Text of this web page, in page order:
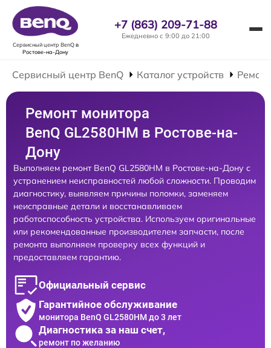
Сервисный центр BenQв
Ростове-на-Дону
+7 (863) 209-71-88
Ежедневно с 9:00 до 21:00
Сервисный центр BenQ Каталог устройств
Ремонт монитора
BenQ GL2580HM в Ростове-на-
Дону
Выполняем ремонт BenQ GL2580HM в Ростове-на-Дону с
устранением неисправностей любой сложности. Проводим
диагностику, выявляем причины поломки, заменяем
неисправные детали и восстанавливаем
работоспособность устройства. Используем оригинальные
или рекомендованные производителем запчасти, после
ремонта выполняем проверку всех функций и
предоставляем гарантию.
Официальный сервис
Гарантийное обслуживание
монитора BenQ GL2580HM до 3 лет
Диагностика за наш счет,
ремонт по желанию